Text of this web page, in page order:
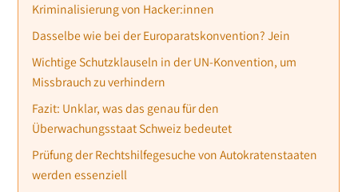
Kriminalisierung von Hacker:innen
Dasselbe wie bei der Europaratskonvention? Jein
Wichtige Schutzklauseln in der UN-Konvention, um
Missbrauch zu verhindern
Fazit: Unklar, was das genau für den
Überwachungsstaat Schweiz bedeutet
Prüfung der Rechtshilfegesuche von Autokratenstaaten
werden essenziell